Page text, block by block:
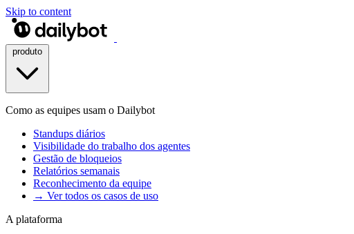
Skip to content
Como as equipes usam o Dailybot
Standups diários
Visibilidade do trabalho dos agentes
Gestão de bloqueios
Relatórios semanais
Reconhecimento da equipe
→ Ver todos os casos de uso
A plataforma